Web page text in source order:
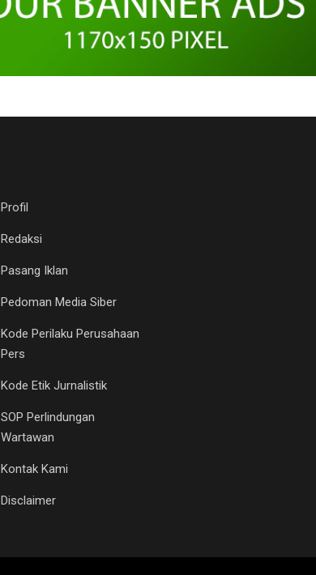
Profil
Redaksi
Pasang Iklan
Pedoman Media Siber
Kode Perilaku Perusahaan
Pers
Kode Etik Jurnalistik
SOP Perlindungan
Wartawan
Kontak Kami
Disclaimer